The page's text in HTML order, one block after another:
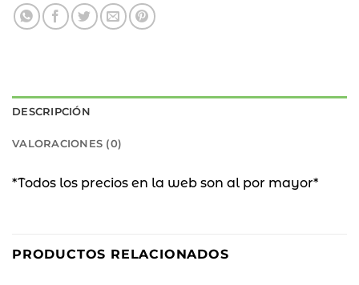
DESCRIPCIÓN
VALORACIONES (0)
*Todos los precios en la web son al por mayor*
PRODUCTOS RELACIONADOS
OFF